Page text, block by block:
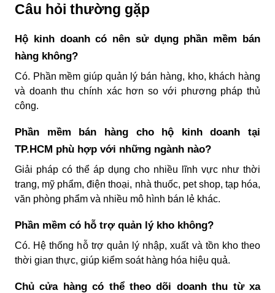
Câu hỏi thường gặp
Hộ kinh doanh có nên sử dụng phần mềm bán
hàng không?
Có. Phần mềm giúp quản lý bán hàng, kho, khách hàng
và doanh thu chính xác hơn so với phương pháp thủ
công.
Phần mềm bán hàng cho hộ kinh doanh tại
TP.HCM phù hợp với những ngành nào?
Giải pháp có thể áp dụng cho nhiều lĩnh vực như thời
trang, mỹ phẩm, điện thoại, nhà thuốc, pet shop, tạp hóa,
văn phòng phẩm và nhiều mô hình bán lẻ khác.
Phần mềm có hỗ trợ quản lý kho không?
Có. Hệ thống hỗ trợ quản lý nhập, xuất và tồn kho theo
thời gian thực, giúp kiểm soát hàng hóa hiệu quả.
Chủ cửa hàng có thể theo dõi doanh thu từ xa